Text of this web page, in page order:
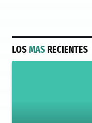
LOSMAS RECIENTES